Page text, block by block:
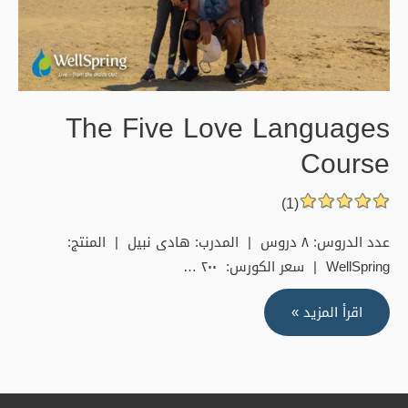
The Five Love Languages
Course
(1)
عدد الدروس: ٨ دروس | المدرب: هادى نبيل | المنتج:
WellSpring | سعر الكورس: ٢٠٠ …
The
Five
اقرأ المزيد »